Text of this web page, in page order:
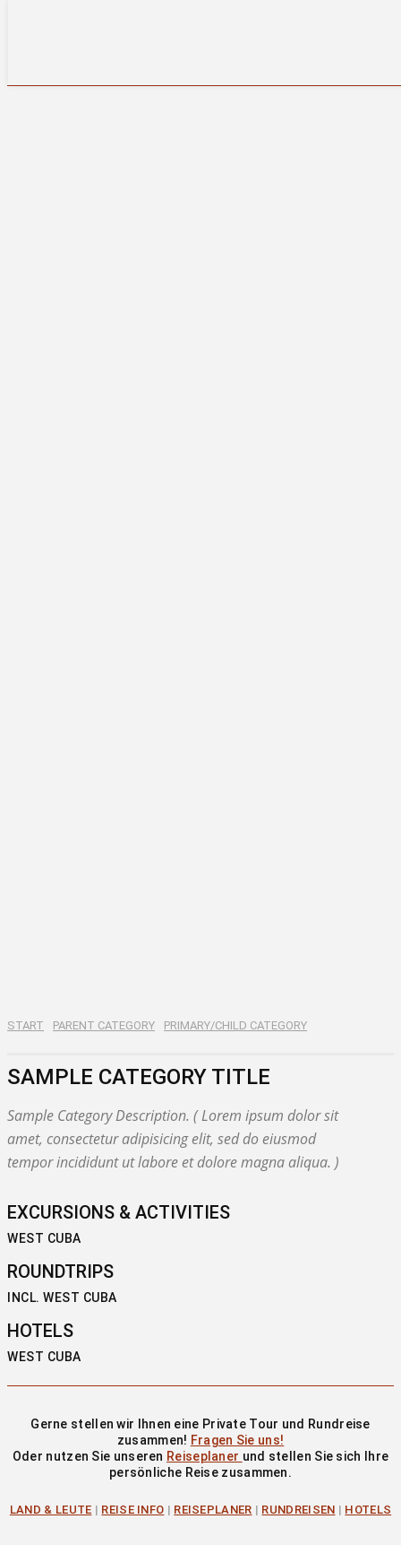
START PARENT CATEGORY PRIMARY/CHILD CATEGORY
SAMPLE CATEGORY TITLE
Sample Category Description. ( Lorem ipsum dolor sit
amet, consectetur adipisicing elit, sed do eiusmod
tempor incididunt ut labore et dolore magna aliqua. )
EXCURSIONS & ACTIVITIES
WEST CUBA
ROUNDTRIPS
INCL. WEST CUBA
HOTELS
WEST CUBA
Gerne stellen wir Ihnen eine Private Tour und Rundreise
zusammen! Fragen Sie uns!
Oder nutzen Sie unseren Reiseplaner und stellen Sie sich Ihre
persönliche Reise zusammen.
LAND & LEUTE | REISE INFO | REISEPLANER | RUNDREISEN | HOTELS